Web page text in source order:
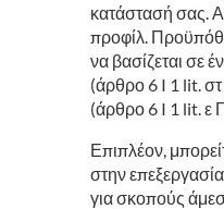
κατάστασή σας.
προφίλ.
να βασίζεται σε
(άρθρο 6 I 1 lit.
(άρθρο 6 I 1 lit. ε
Επιπλέον,
στην
για σκοπούς